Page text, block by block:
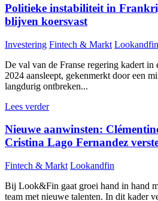
Politieke instabiliteit in
blijven koersvast
Investering Fintech & Markt Lookandfin
De val van de Franse regering kadert in
2024 aansleept, gekenmerkt door een
langdurig ontbreken...
Lees verder
Nieuwe aanwinsten:
Cristina Lago Fernandez
Fintech & Markt Lookandfin
Bij Look&Fin gaat groei hand in hand
team met nieuwe talenten. In dit kader